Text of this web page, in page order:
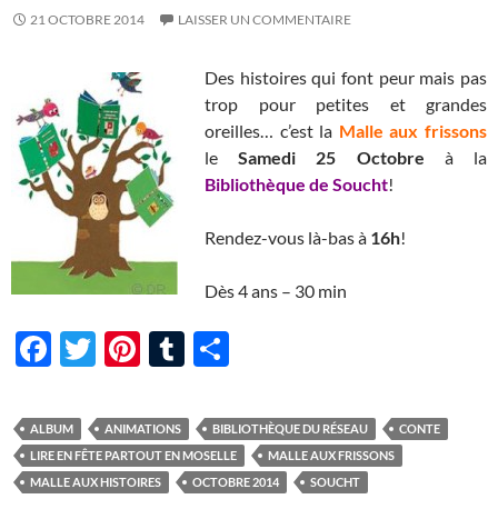
21 OCTOBRE 2014 LAISSER UN COMMENTAIRE
Des histoires qui font peur mais pas
trop pour petites et grandes
oreilles… c’est la Malle aux frissons
leSamedi 25 Octobre à la
Bibliothèque de Soucht!
Rendez-vous là-bas à 16h!
Dès 4 ans – 30 min
F
e
b
o
T
itt
er
Pi
er
es
t
T
m
bl
r
ta
g
er
ALBUM ANIMATIONS BIBLIOTHÈQUE DU RÉSEAU
CONTE
LIRE EN FÊTE PARTOUT EN MOSELLE
MALLE AUX FRISSONS
MALLE AUX HISTOIRES
OCTOBRE 2014 SOUCHT